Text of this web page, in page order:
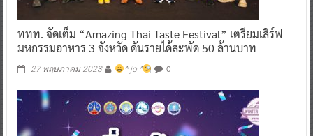
ททท. จัดเต็ม “Amazing Thai Taste Festival” เตรียมเสิร์ฟ
มหกรรมอาหาร 3 จังหวัด ดันรายได้สะพัด 50 ล้านบาท
27 พฤษภาคม 2023 ^ jo ^ 0